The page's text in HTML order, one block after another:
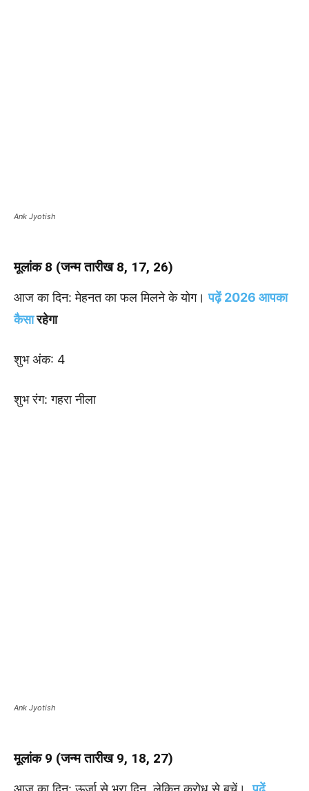
Ank Jyotish
मूलांक 8 (जन्म तारीख 8, 17, 26)
आज का दिन: मेहनत का फल मिलने के योग।पढ़ें 2026 आपका
कैसारहेगा
शुभ अंक: 4
शुभ रंग: गहरा नीला
Ank Jyotish
मूलांक 9 (जन्म तारीख 9, 18, 27)